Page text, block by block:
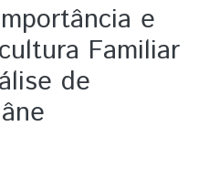
e
Familiar
de